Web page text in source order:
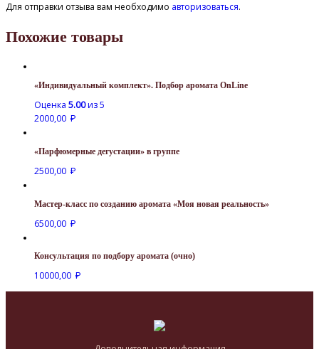
Для отправки отзыва вам необходимо авторизоваться.
Похожие товары
«Индивидуальный комплект». Подбор аромата OnLine
Оценка 5.00из 5
2000,00 ₽
«Парфюмерные дегустации» в группе
2500,00 ₽
Мастер-класс по созданию аромата «Моя новая реальность»
6500,00 ₽
Консультация по подбору аромата (очно)
10000,00 ₽